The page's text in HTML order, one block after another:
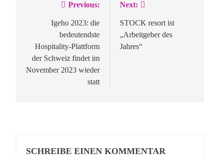
Beitragsnavigation
Previous:
Igeho 2023: die
bedeutendste
Hospitality-Plattform
der Schweiz findet im
November 2023 wieder
statt
Next:
STOCK resort ist
„Arbeitgeber des
Jahres“
SCHREIBE EINEN KOMMENTAR